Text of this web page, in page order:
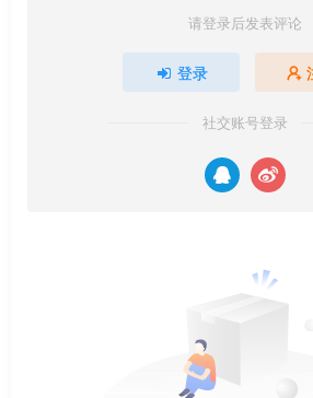
请登录后发表评论
登录
社交账号登录